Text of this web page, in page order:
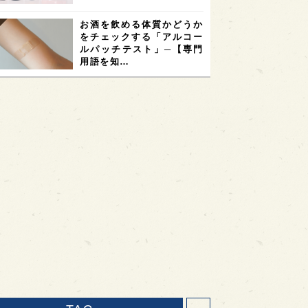
お酒を飲める体質かどうか
をチェックする「アルコー
ルパッチテスト」─【専門
用語を知…